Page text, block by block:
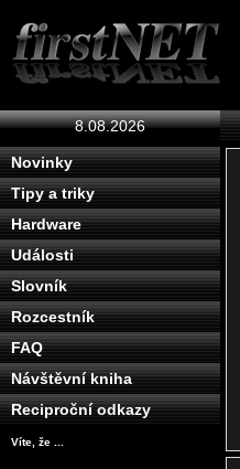
8.08.2026
Novinky
Tipy a triky
Hardware
Události
Slovník
Rozcestník
FAQ
Návštěvní kniha
Reciproční odkazy
Víte, že ...